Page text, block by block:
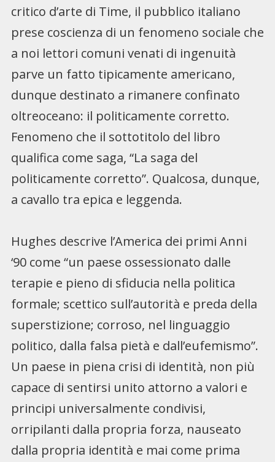
critico d’arte di Time, il pubblico italiano
prese coscienza di un fenomeno sociale che
a noi lettori comuni venati di ingenuità
parve un fatto tipicamente americano,
dunque destinato a rimanere confinato
oltreoceano: il politicamente corretto.
Fenomeno che il sottotitolo del libro
qualifica come saga, “La saga del
politicamente corretto”. Qualcosa, dunque,
a cavallo tra epica e leggenda.
Hughes descrive l’America dei primi Anni
‘90 come “un paese ossessionato dalle
terapie e pieno di sfiducia nella politica
formale; scettico sull’autorità e preda della
superstizione; corroso, nel linguaggio
politico, dalla falsa pietà e dall’eufemismo”.
Un paese in piena crisi di identità, non più
capace di sentirsi unito attorno a valori e
principi universalmente condivisi,
orripilanti dalla propria forza, nauseato
dalla propria identità e mai come prima